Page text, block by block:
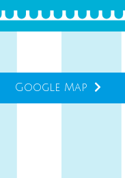
Google Map